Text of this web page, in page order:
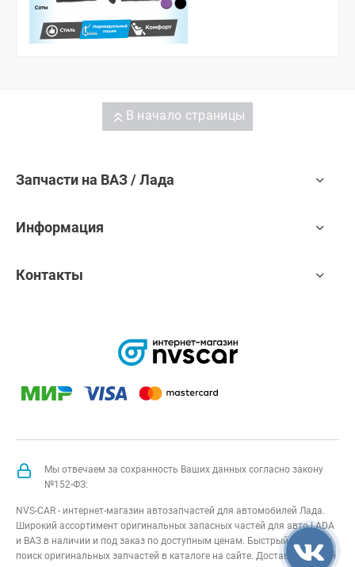
В начало страницы
Запчасти на ВАЗ / Лада
Информация
Контакты
Мы отвечаем за сохранность Ваших данных согласно закону
№152-ФЗ:
NVS-CAR - интернет-магазин автозапчастей для автомобилей Лада.
Широкий ассортимент оригинальных запасных частей для авто LADA
и ВАЗ в наличии и под заказ по доступным ценам. Быстрый подбор и
поиск оригинальных запчастей в каталоге на сайте. Доставка по всей